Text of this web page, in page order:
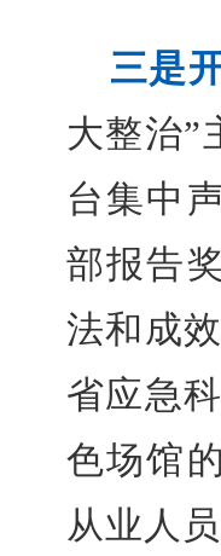
三是
大整治”
台集中
部报告
法和成
省应急
色场馆
从业人